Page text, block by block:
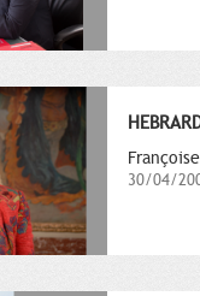
Françoise
30/04/